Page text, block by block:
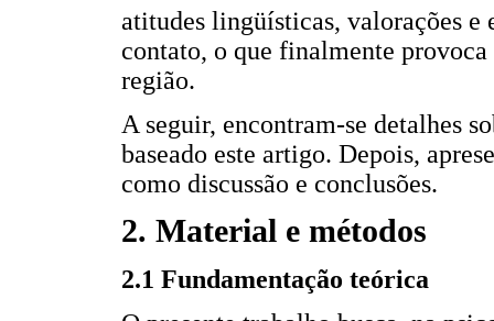
atitudes lingüísticas, valorações e
contato, o que finalmente
região.
A seguir, encontram-se detalhes
baseado este artigo. Depois,
como discussão e conclusões.
2. Material e métodos
2.1 Fundamentação teórica